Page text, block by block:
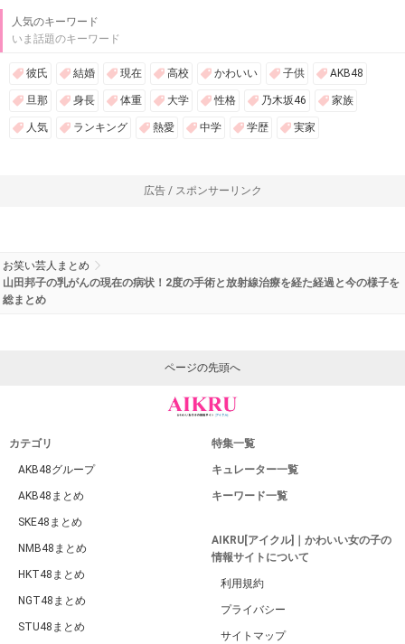
人気のキーワード
いま話題のキーワード
彼氏 結婚 現在 高校 かわいい 子供 AKB48
旦那 身長 体重 大学 性格 乃木坂46 家族
人気 ランキング 熱愛 中学 学歴 実家
広告 / スポンサーリンク
お笑い芸人まとめ
山田邦子の乳がんの現在の病状！2度の手術と放射線治療を経た経過と今の様子を
総まとめ
ページの先頭へ
カテゴリ
AKB48グループ
AKB48まとめ
SKE48まとめ
NMB48まとめ
HKT48まとめ
NGT48まとめ
STU48まとめ
特集一覧
キュレーター一覧
キーワード一覧
AIKRU[アイクル]｜かわいい女の子の
情報サイトについて
利用規約
プライバシー
サイトマップ